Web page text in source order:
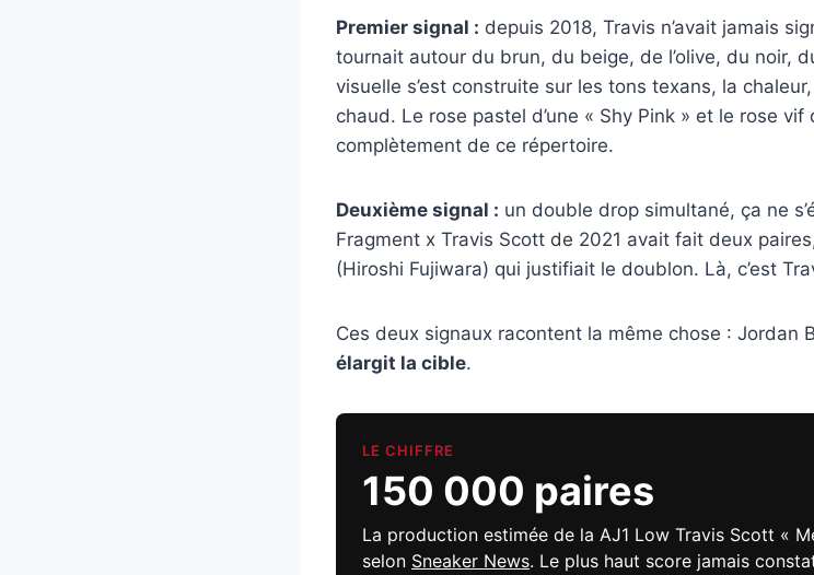
Premier signal : depuis 2018, Travis n’avait jamais
tournait autour du brun, du beige, de l’olive, du noir,
visuelle s’est construite sur les tons texans, la
chaud. Le rose pastel d’une « Shy Pink » et le rose vif
complètement de ce répertoire.
Deuxième signal : un double drop simultané, ça ne
Fragment x Travis Scott de 2021 avait fait deux
(Hiroshi Fujiwara) qui justifiait le doublon. Là, c’est
Ces deux signaux racontent la même chose : Jordan
élargit la cible.
LE CHIFFRE
150 000 paires
La production estimée de la AJ1 Low Travis Scott «
selon Sneaker News. Le plus haut score jamais